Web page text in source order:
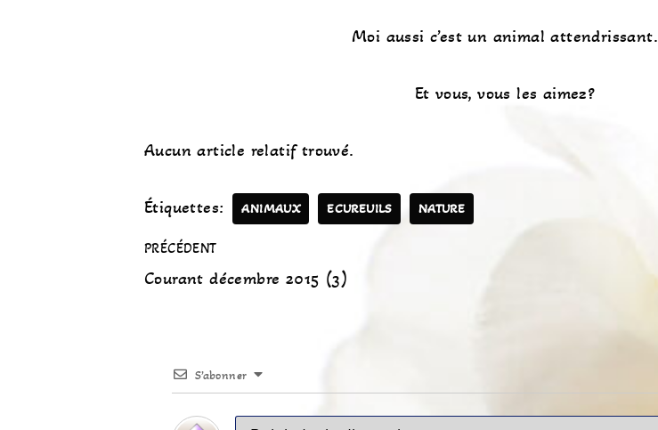
Moi aussi c’est un animal attendrissant.
Et vous, vous les aimez?
Aucun article relatif trouvé.
Étiquettes: ANIMAUX ECUREUILS NATURE
PRÉCÉDENT
Courant décembre 2015 (3)
S’abonner